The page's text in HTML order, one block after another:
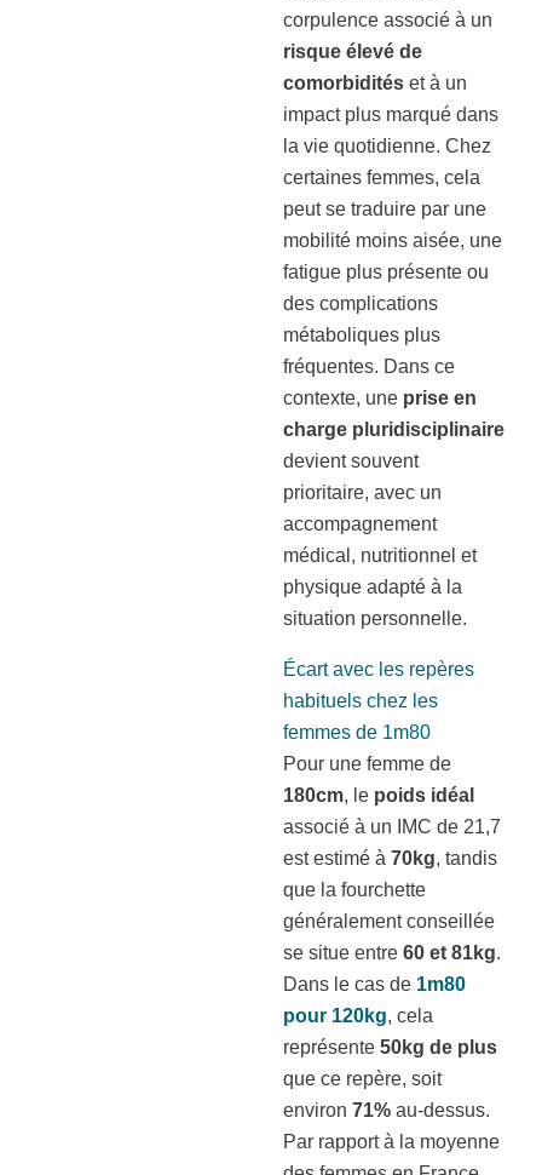
corpulence associé à un
risque élevé de
comorbidités et à un
impact plus marqué dans
la vie quotidienne. Chez
certaines femmes, cela
peut se traduire par une
mobilité moins aisée, une
fatigue plus présente ou
des complications
métaboliques plus
fréquentes. Dans ce
contexte, une prise en
charge pluridisciplinaire
devient souvent
prioritaire, avec un
accompagnement
médical, nutritionnel et
physique adapté à la
situation personnelle.
Écart avec les repères
habituels chez les
femmes de 1m80
Pour une femme de
180cm, le poids idéal
associé à un IMC de 21,7
est estimé à 70kg, tandis
que la fourchette
généralement conseillée
se situe entre 60 et 81kg.
Dans le cas de 1m80
pour 120kg, cela
représente 50kg de plus
que ce repère, soit
environ 71% au-dessus.
Par rapport à la moyenne